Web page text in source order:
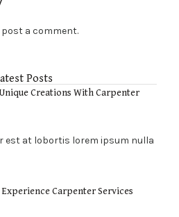
a comment.
Posts
Creations With Carpenter
est at lobortis lorem ipsum nulla
Carpenter Services